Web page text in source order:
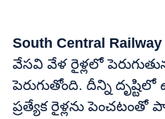
South Central
వేసవి వేళ రైళ్లలో
పెరుగుతోంది. దీన్ని దృష్టిలో
ప్రత్యేక రైళ్లను